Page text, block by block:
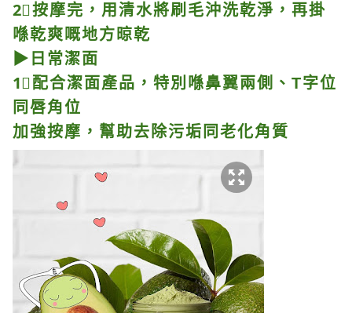
2⃣按摩完，用清水將刷毛沖洗乾淨，再掛
喺乾爽嘅地方晾乾
▶日常潔面
1⃣配合潔面產品，特別喺鼻翼兩側、T字位
同唇角位
加強按摩，幫助去除污垢同老化角質